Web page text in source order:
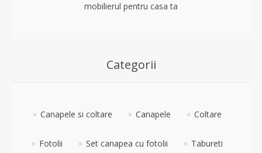
mobilierul pentru casa ta
Categorii
Canapele si coltare Canapele Coltare
Fotolii Set canapea cu fotolii Tabureti